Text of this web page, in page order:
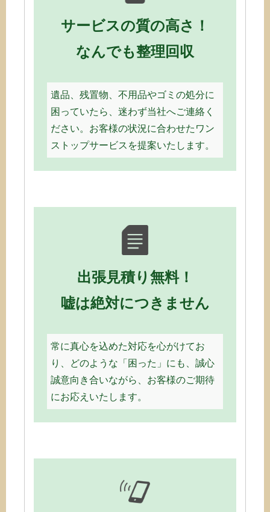
サービスの質の高さ！
なんでも整理回収
遺品、残置物、不用品やゴミの処分に
困っていたら、迷わず当社へご連絡く
ださい。お客様の状況に合わせたワン
ストップサービスを提案いたします。
出張見積り無料！
嘘は絶対につきません
常に真心を込めた対応を心がけてお
り、どのような「困った」にも、誠心
誠意向き合いながら、お客様のご期待
にお応えいたします。